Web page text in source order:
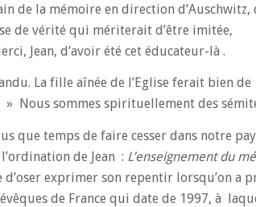
de la mémoire en direction d’Auschwitz,
de vérité qui mériterait d’être imitée,
Jean, d’avoir été cet éducateur-là .
La fille aînée de l’Eglise ferait bien de
» Nous sommes spirituellement des
que temps de faire cesser dans notre
de Jean : L’enseignement du
exprimer son repentir lorsqu’on a
de France qui date de 1997, à